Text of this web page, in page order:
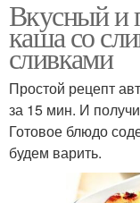
Вкусный и
каша со
сливками
Простой рецепт
за 15 мин. И
Готовое блюдо
будем варить.